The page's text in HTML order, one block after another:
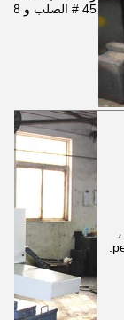
45 # الصلب و 38 crmoall عالية quaily.